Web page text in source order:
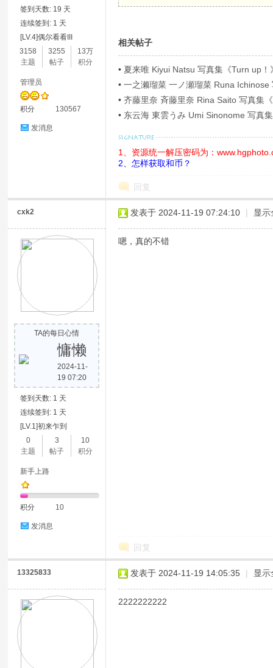
签到天数: 19 天
连续签到: 1 天
[LV.4]偶尔看看III
3158
主题
3255
帖子
13万
积分
管理员
积分 130567
发消息
相关帖子
• 夏来唯 Kiyui Natsu 写真集《Turn up！
•一之濑瑠菜 一ノ瀬瑠菜 Runa
Ｐ！４》[54P]
•齐藤里奈 斉藤里奈 Rina Saito 写真集
• 东云海 東雲うみ Umi Sinonome 写真
1、资源统一解压密码为：
2、怎样获取和币？
回复
cxk2
TA的每日心情
慵懒
2024-11-
19 07:20
签到天数: 1 天
连续签到: 1 天
[LV.1]初来乍到
0
主题
3
帖子
10
积分
新手上路
积分 10
发消息
发表于 2024-11-19 07:24:10 | 显示
嗯，真的不错
回复
13325833 发表于 2024-11-19 14:05:35 | 显示
2222222222